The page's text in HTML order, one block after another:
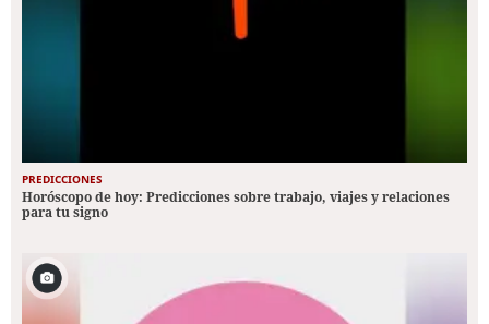
PREDICCIONES
Horóscopo de hoy: Predicciones sobre trabajo, viajes y relaciones
para tu signo